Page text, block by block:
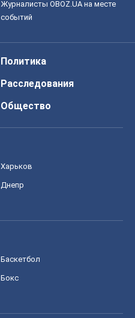
Журналисты OBOZ.UA на месте
событий
Политика
Расследования
Общество
Харьков
Днепр
Баскетбол
Бокс